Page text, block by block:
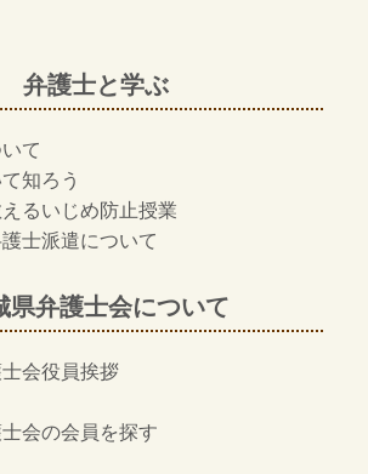
弁護士と学ぶ
て
知ろう
るいじめ防止授業
士派遣について
県弁護士会について
会役員挨拶
会の会員を探す